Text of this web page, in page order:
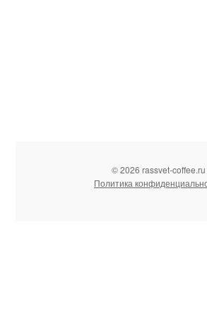
© 2026 rassvet-coffee.ru
Политика